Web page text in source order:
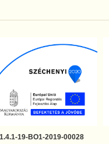
19-BO1-2019-00028